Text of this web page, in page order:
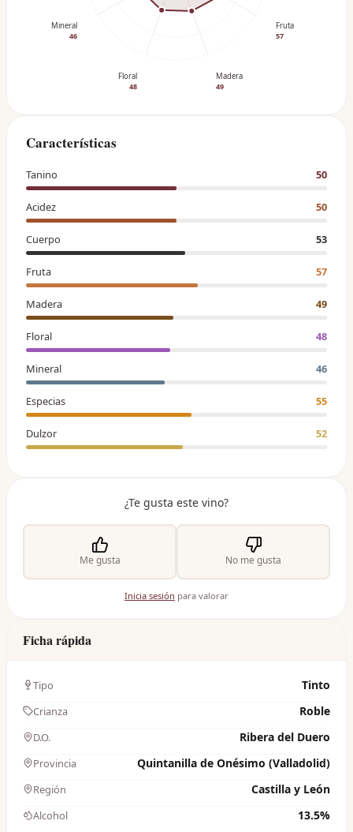
Fruta
57
Madera
49
Floral
48
Mineral
46
Características
Tanino 50
Acidez 50
Cuerpo 53
Fruta 57
Madera 49
Floral 48
Mineral 46
Especias 55
Dulzor 52
¿Te gusta este vino?
Me gusta No me gusta
Inicia sesión para valorar
Ficha rápida
Tipo Tinto
Crianza Roble
D.O. Ribera del Duero
Provincia Quintanilla de Onésimo (Valladolid)
Región Castilla y León
Alcohol 13.5%